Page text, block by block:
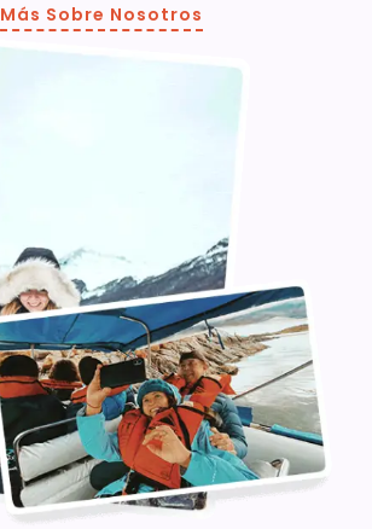
Más Sobre Nosotros